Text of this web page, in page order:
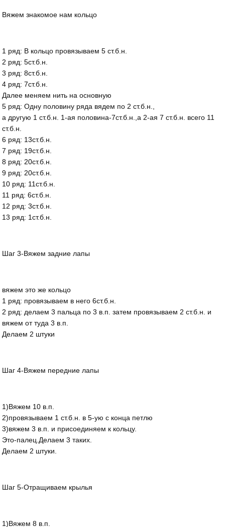
Вяжем знакомое нам кольцо
1 ряд: В кольцо провязываем 5 ст.б.н.
2 ряд: 5ст.б.н.
3 ряд: 8ст.б.н.
4 ряд: 7ст.б.н.
Далее меняем нить на основную
5 ряд: Одну половину ряда вядем по 2 ст.б.н.,
а другую 1 ст.б.н. 1-ая половина-7ст.б.н.,а 2-ая 7 ст.б.н. всего 11
ст.б.н.
6 ряд: 13ст.б.н.
7 ряд: 19ст.б.н.
8 ряд: 20ст.б.н.
9 ряд: 20ст.б.н.
10 ряд: 11ст.б.н.
11 ряд: 6ст.б.н.
12 ряд: 3ст.б.н.
13 ряд: 1ст.б.н.
Шаг 3-Вяжем задние лапы
вяжем это же кольцо
1 ряд: провязываем в него 6ст.б.н.
2 ряд: делаем 3 пальца по 3 в.п. затем провязываем 2 ст.б.н. и
вяжем от туда 3 в.п.
Делаем 2 штуки
Шаг 4-Вяжем передние лапы
1)Вяжем 10 в.п.
2)провязываем 1 ст.б.н. в 5-ую с конца петлю
3)вяжем 3 в.п. и присоединяем к кольцу.
Это-палец.Делаем 3 таких.
Делаем 2 штуки.
Шаг 5-Отращиваем крылья
1)Вяжем 8 в.п.